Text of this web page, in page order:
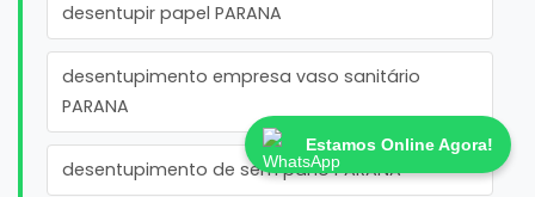
desentupir papel PARANA
desentupimento empresa vaso sanitário
PARANA
desentupimento de sem pano PARANA
Estamos Online Agora!